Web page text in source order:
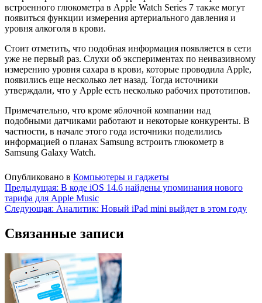
встроенного глюкометра в Apple Watch Series 7 также могут
появиться функции измерения артериального давления и
уровня алкоголя в крови.
Стоит отметить, что подобная информация появляется в сети
уже не первый раз. Слухи об экспериментах по неивазивному
измерению уровня сахара в крови, которые проводила Apple,
появились еще несколько лет назад. Тогда источники
утверждали, что у Apple есть несколько рабочих прототипов.
Примечательно, что кроме яблочной компании над
подобными датчиками работают и некоторые конкуренты. В
частности, в начале этого года источники поделились
информацией о планах Samsung встроить глюкометр в
Samsung Galaxy Watch.
Опубликовано в Компьютеры и гаджеты
Навигация
по
Предыдущая: В коде iOS 14.6 найдены упоминания нового
тарифа для Apple Music
Следующая: Аналитик: Новый iPad mini выйдет в этом году
Связанные записи